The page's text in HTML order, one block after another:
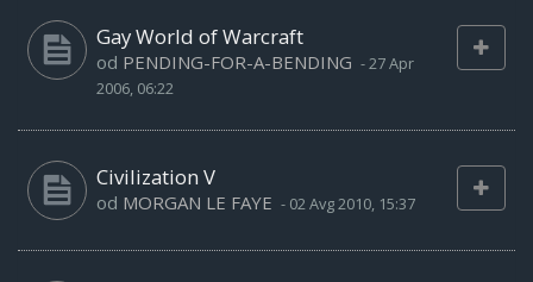
Gay World of Warcraft
od PENDING-FOR-A-BENDING -27 Apr
2006, 06:22
Civilization V
od MORGAN LE FAYE - 02 Avg 2010, 15:37